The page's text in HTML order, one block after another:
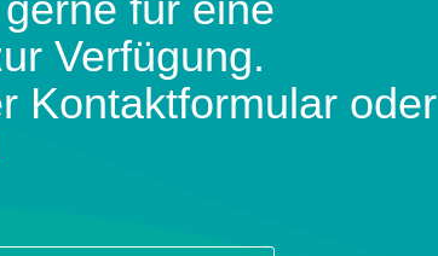
Verfügung.
Kontaktformular oder